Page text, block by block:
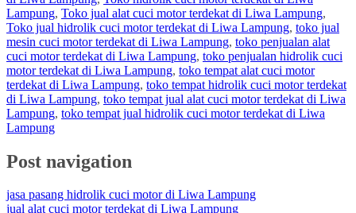
Lampung, Toko jual alat cuci motor terdekat di Liwa Lampung,
Toko jual hidrolik cuci motor terdekat di Liwa Lampung, toko jual
mesin cuci motor terdekat di Liwa Lampung, toko penjualan alat
cuci motor terdekat di Liwa Lampung, toko penjualan hidrolik cuci
motor terdekat di Liwa Lampung, toko tempat alat cuci motor
terdekat di Liwa Lampung, toko tempat hidrolik cuci motor terdekat
di Liwa Lampung, toko tempat jual alat cuci motor terdekat di Liwa
Lampung, toko tempat jual hidrolik cuci motor terdekat di Liwa
Lampung
Post navigation
jasa pasang hidrolik cuci motor di Liwa Lampung
jual alat cuci motor terdekat di Liwa Lampung